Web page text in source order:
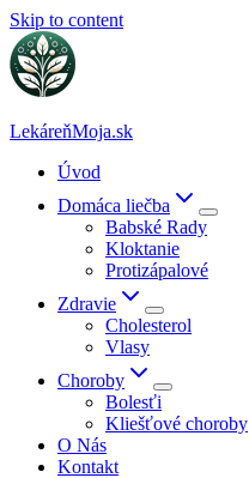
Skip to content
LekáreňMoja.sk
Úvod
Domáca liečba
Babské Rady
Kloktanie
Protizápalové
Zdravie
Cholesterol
Vlasy
Choroby
Bolesťi
Kliešťové choroby
O Nás
Kontakt